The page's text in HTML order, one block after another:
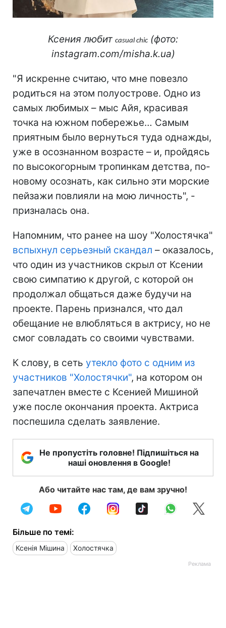
Ксения любит casual chic (фото:
instagram.com/misha.k.ua)
"Я искренне считаю, что мне повезло
родиться на этом полуострове. Одно из
самых любимых – мыс Айя, красивая
точка на южном побережье… Самым
приятным было вернуться туда однажды,
уже в осознанном возрасте – и, пройдясь
по высокогорным тропинкам детства, по-
новому осознать, как сильно эти морские
пейзажи повлияли на мою личность", -
призналась она.
Напомним, что ранее на шоу "Холостячка"
вспыхнул серьезный скандал – оказалось,
что один из участников скрыл от Ксении
свою симпатию к другой, с которой он
продолжал общаться даже будучи на
проекте. Парень признался, что дал
обещание не влюбляться в актрису, но не
смог совладать со своими чувствами.
К слову, в сеть утекло фото с одним из
участников "Холостячки", на котором он
запечатлен вместе с Ксенией Мишиной
уже после окончания проекта. Актриса
поспешила сделать заявление.
Не пропустіть головне! Підпишіться на
наші оновлення в Google!
Або читайте нас там, де вам зручно!
Більше по темі:
Ксенія Мішина Холостячка